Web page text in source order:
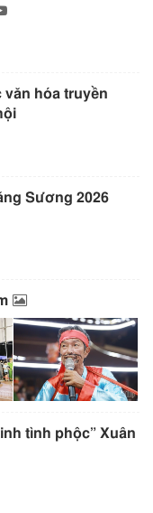
văn hóa truyền
Sương 2026
tình phộc” Xuân